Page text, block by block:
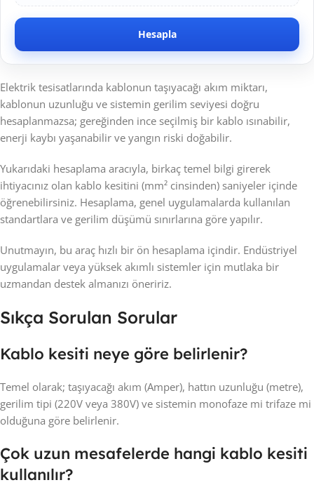
Hesapla
Elektrik tesisatlarında kablonun taşıyacağı akım miktarı,
kablonun uzunluğu ve sistemin gerilim seviyesi doğru
hesaplanmazsa; gereğinden ince seçilmiş bir kablo ısınabilir,
enerji kaybı yaşanabilir ve yangın riski doğabilir.
Yukarıdaki hesaplama aracıyla, birkaç temel bilgi girerek
ihtiyacınız olan kablo kesitini (mm² cinsinden) saniyeler içinde
öğrenebilirsiniz. Hesaplama, genel uygulamalarda kullanılan
standartlara ve gerilim düşümü sınırlarına göre yapılır.
Unutmayın, bu araç hızlı bir ön hesaplama içindir. Endüstriyel
uygulamalar veya yüksek akımlı sistemler için mutlaka bir
uzmandan destek almanızı öneririz.
Sıkça Sorulan Sorular
Kablo kesiti neye göre belirlenir?
Temel olarak; taşıyacağı akım (Amper), hattın uzunluğu (metre),
gerilim tipi (220V veya 380V) ve sistemin monofaze mi trifaze mi
olduğuna göre belirlenir.
Çok uzun mesafelerde hangi kablo kesiti
kullanılır?